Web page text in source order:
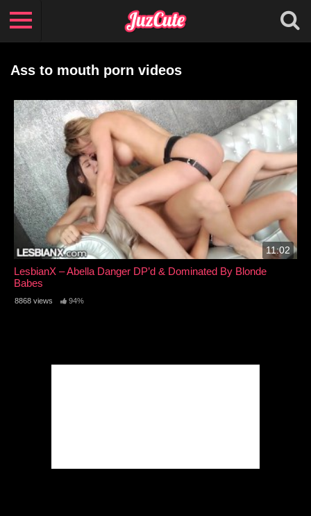
Ass to mouth porn videos
11:02
LesbianX – Abella Danger DP’d & Dominated By Blonde
Babes
8868 views 94%